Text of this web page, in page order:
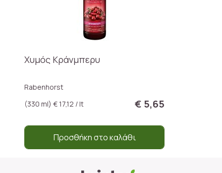
Χυμός Κράνμπερυ
Rabenhorst
(330 ml) € 17,12 / lt
€ 5,65
Προσθήκη στο καλάθι